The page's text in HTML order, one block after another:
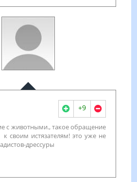
+9
с животными., такое обращение
истязателям! это уже не
дрессуры